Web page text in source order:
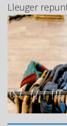
Lleuger